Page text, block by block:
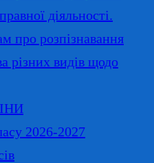
діяльності.
про розпізнавання
різних видів щодо
2026-2027